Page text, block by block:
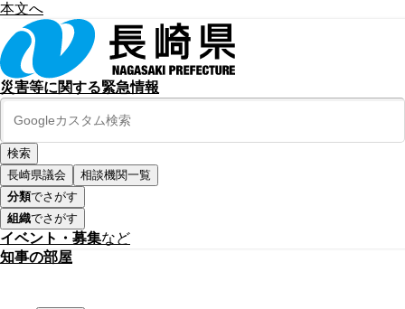
本文へ
災害等に関する緊急情報
長崎県議会
相談機関一覧
分類でさがす
組織でさがす
イベント・募集など
知事の部屋